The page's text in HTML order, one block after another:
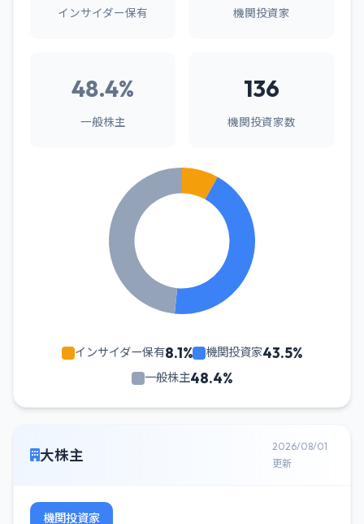
インサイダー保有 機関投資家
48.4%
一般株主
136
機関投資家数
インサイダー保有8.1% 機関投資家43.5%
一般株主48.4%
大株主
2026/08/01
更新
機関投資家